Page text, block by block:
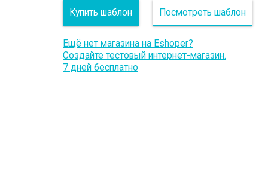
Купить шаблон Посмотреть шаблон
Ещё нет магазина на Eshoper?
Создайте тестовый интернет-магазин.
7 дней бесплатно